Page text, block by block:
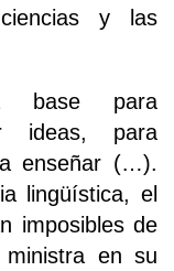
y las
base para
ideas, para
enseñar (…).
lingüística, el
imposibles de
ministra en su